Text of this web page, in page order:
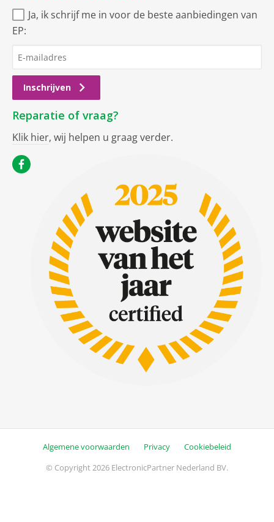
Ja, ik schrijf me in voor de beste aanbiedingen van
EP:
Inschrijven
Reparatie of vraag?
Klik hier, wij helpen u graag verder.
Algemene voorwaarden Privacy
Cookiebeleid
© Copyright 2026 ElectronicPartner Nederland BV.